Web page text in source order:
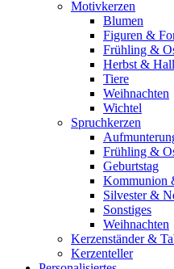
Motivkerzen
Blumen
Figuren &
Frühling &
Herbst &
Tiere
Weihnachten
Wichtel
Spruchkerzen
Frühling &
Geburtstag
Kommunion
Silvester &
Sonstiges
Weihnachten
Kerzenständer &
Kerzenteller